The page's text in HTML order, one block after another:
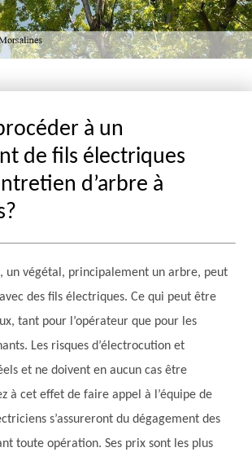
à un
de fils électriques
d’arbre à
un végétal, principalement un arbre, peut
des fils électriques. Ce qui peut être
tant pour l’opérateur que pour les
Les risques d’électrocution et
et ne doivent en aucun cas être
à cet effet de faire appel à l’équipe de
s’assureront du dégagement des
toute opération. Ses prix sont les plus